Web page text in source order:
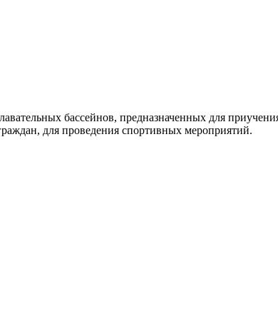
бассейнов, предназначенных для
для проведения спортивных мероприятий.